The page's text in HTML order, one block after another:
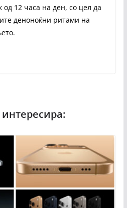
од 12 часа на ден, со цел да
деноноќни ритами на